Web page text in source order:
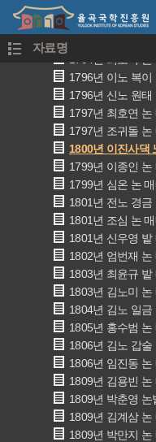
자료명
1794년 강이황
1794년 최조이
1796년 이노 복이
1796년 신노 원태
1797년 최호연 논
1797년 조귀돌 논
1800년 이진사댁
1799년 이종인 논
1799년 심온 논
1801년 전노 경금
1801년 조심 논
1801년 신우영 밭
1802년 엄번재 논
1803년 최윤규 밭
1803년 김노미 논
1804년 김노 일금
1805년 홍수범 논
1806년 김노 갑술
1806년 임진동 논
1809년 김용빈 논
1809년 박춘영 논
1809년 김계삼 논
1809년 박만지 논